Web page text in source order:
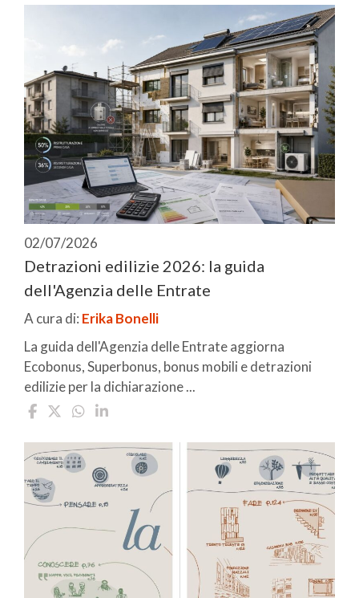
02/07/2026
Detrazioni edilizie 2026: la guida
dell'Agenzia delle Entrate
A cura di: Erika Bonelli
La guida dell'Agenzia delle Entrate aggiorna
Ecobonus, Superbonus, bonus mobili e detrazioni
edilizie per la dichiarazione ...